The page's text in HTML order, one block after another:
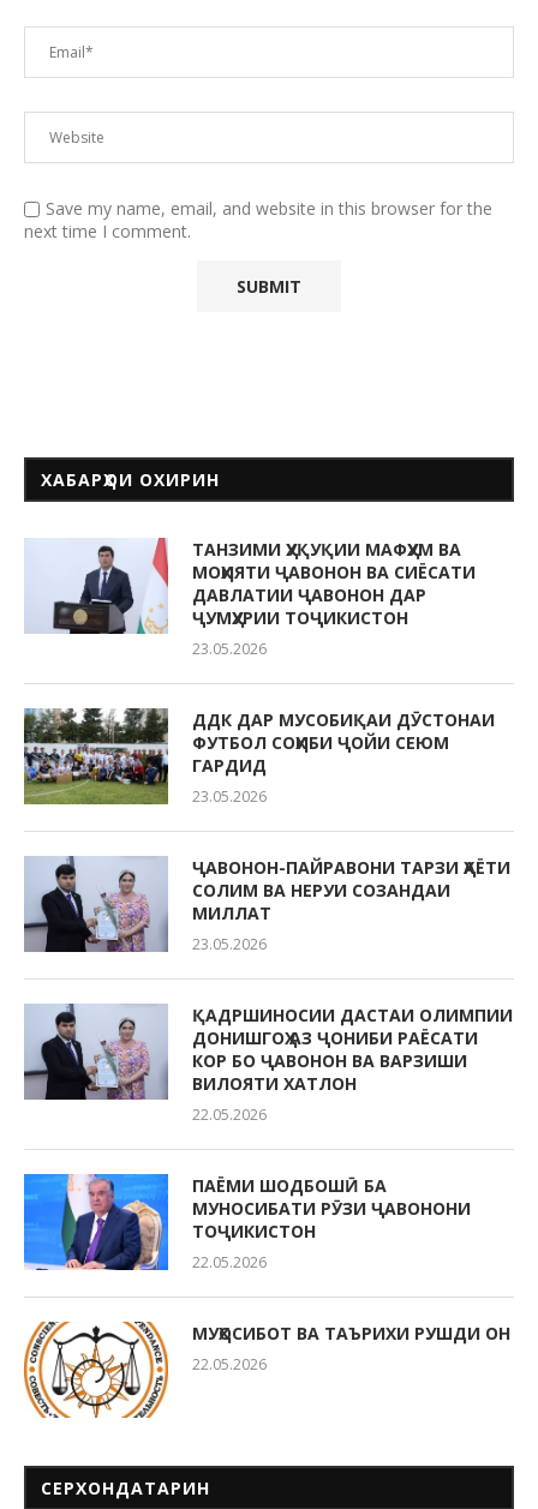
Save my name, email, and website in this browser for the
next time I comment.
ХАБАРҲОИ ОХИРИН
ТАНЗИМИ ҲУҚУҚИИ МАФҲУМ ВА
МОҲИЯТИ ҶАВОНОН ВА СИЁСАТИ
ДАВЛАТИИ ҶАВОНОН ДАР
ҶУМҲУРИИ ТОҶИКИСТОН
23.05.2026
ДДК ДАР МУСОБИҚАИ ДӮСТОНАИ
ФУТБОЛ СОҲИБИ ҶОЙИ СЕЮМ
ГАРДИД
23.05.2026
ҶАВОНОН-ПАЙРАВОНИ ТАРЗИ ҲАЁТИ
СОЛИМ ВА НЕРУИ СОЗАНДАИ
МИЛЛАТ
23.05.2026
ҚАДРШИНОСИИ ДАСТАИ ОЛИМПИИ
ДОНИШГОҲ АЗ ҶОНИБИ РАЁСАТИ
КОР БО ҶАВОНОН ВА ВАРЗИШИ
ВИЛОЯТИ ХАТЛОН
22.05.2026
ПАЁМИ ШОДБОШӢ БА
МУНОСИБАТИ РӮЗИ ҶАВОНОНИ
ТОҶИКИСТОН
22.05.2026
МУҲОСИБОТ ВА ТАЪРИХИ РУШДИ ОН
22.05.2026
СЕРХОНДАТАРИН